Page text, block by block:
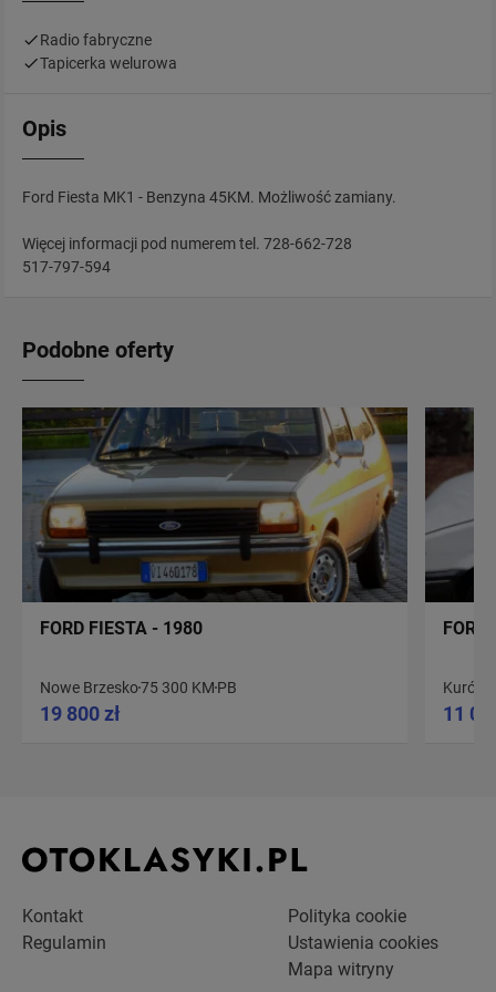
Radio fabryczne
Tapicerka welurowa
Opis
Ford Fiesta MK1 - Benzyna 45KM. Możliwość zamiany.
Więcej informacji pod numerem tel. 728-662-728
517-797-594
Podobne oferty
FORD FIESTA - 1980
Nowe Brzesko75 300 KM PB
19 800 zł
FORD
Kurów
11
Kontakt
Regulamin
Polityka cookie
Ustawienia cookies
Mapa witryny